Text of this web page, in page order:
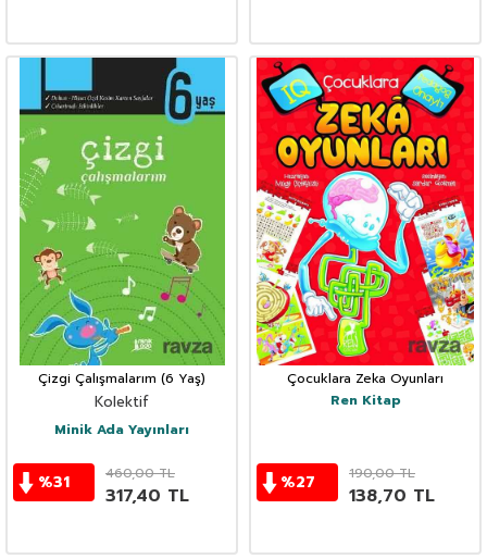
Çizgi Çalışmalarım (6 Yaş)
Kolektif
Minik Ada Yayınları
%31 460,00TL
317,40 TL
Çocuklara Zeka Oyunları
Ren Kitap
%27 190,00TL
138,70 TL